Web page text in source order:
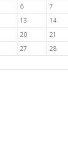
6 7
13 14
20 21
27 28